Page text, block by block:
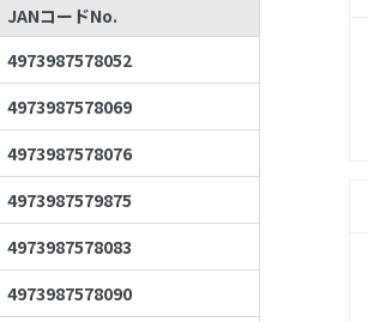
JANコードNo.
4973987578052
4973987578069
4973987578076
4973987579875
4973987578083
4973987578090